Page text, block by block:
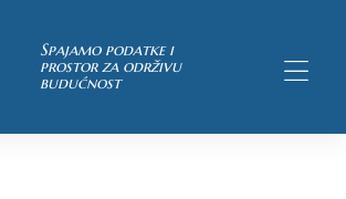
Spajamo podatke i
prostor za održivu
budućnost